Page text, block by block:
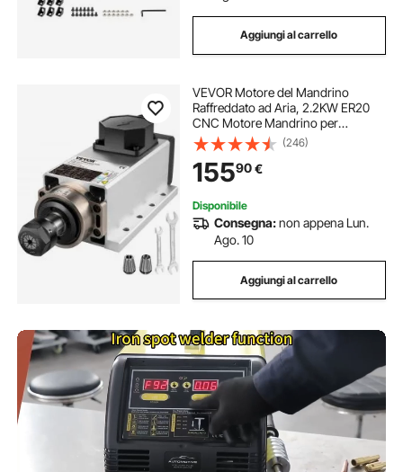
Aggiungi al carrello
VEVOR Motore del Mandrino
Raffreddato ad Aria, 2.2KW ER20
CNC Motore Mandrino per
Incisione raffreddati ad Aria Motore
Mandrino per Intagliare Materiali
Come Legno, Pietra, ecc
(246)
15590€
Disponibile
Consegna:non appena Lun.
Ago. 10
Aggiungi al carrello